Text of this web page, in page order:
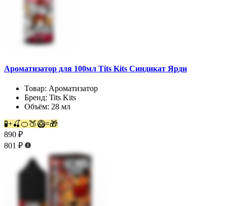
Ароматизатор для 100мл Tits Kits Синдикат Ярди
Товар: Ароматизатор
Бренд: Tits Kits
Объём: 28 мл
🧪+🍒🍊🍑🥝=🎁
890 ₽
801 ₽